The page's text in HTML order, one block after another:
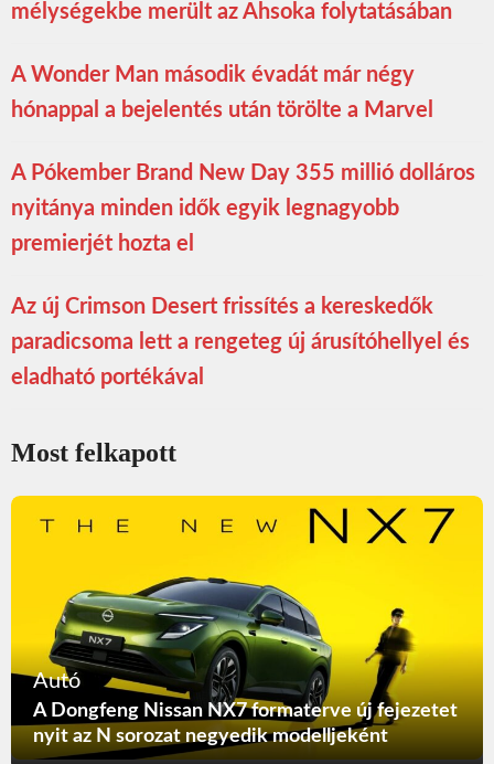
mélységekbe merült az Ahsoka folytatásában
A Wonder Man második évadát már négy
hónappal a bejelentés után törölte a Marvel
A Pókember Brand New Day 355 millió dolláros
nyitánya minden idők egyik legnagyobb
premierjét hozta el
Az új Crimson Desert frissítés a kereskedők
paradicsoma lett a rengeteg új árusítóhellyel és
eladható portékával
Most felkapott
Autó
A Dongfeng Nissan NX7 formaterve új fejezetet
nyit az N sorozat negyedik modelljeként